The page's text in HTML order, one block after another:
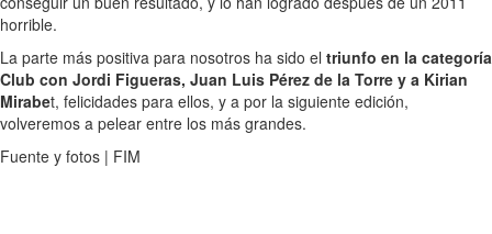
horrible.
La parte más positiva para nosotros ha sido el triunfo en la categoría
Club con Jordi Figueras, Juan Luis Pérez de la Torre y a Kirian
Mirabet, felicidades para ellos, y a por la siguiente edición,
volveremos a pelear entre los más grandes.
Fuente y fotos | FIM